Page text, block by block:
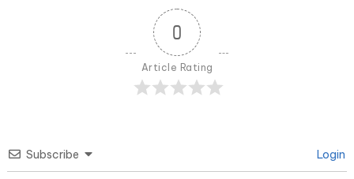
0
Article Rating
Subscribe Login